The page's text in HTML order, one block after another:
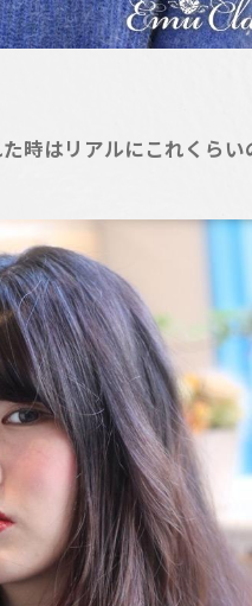
時はリアルにこれくらい